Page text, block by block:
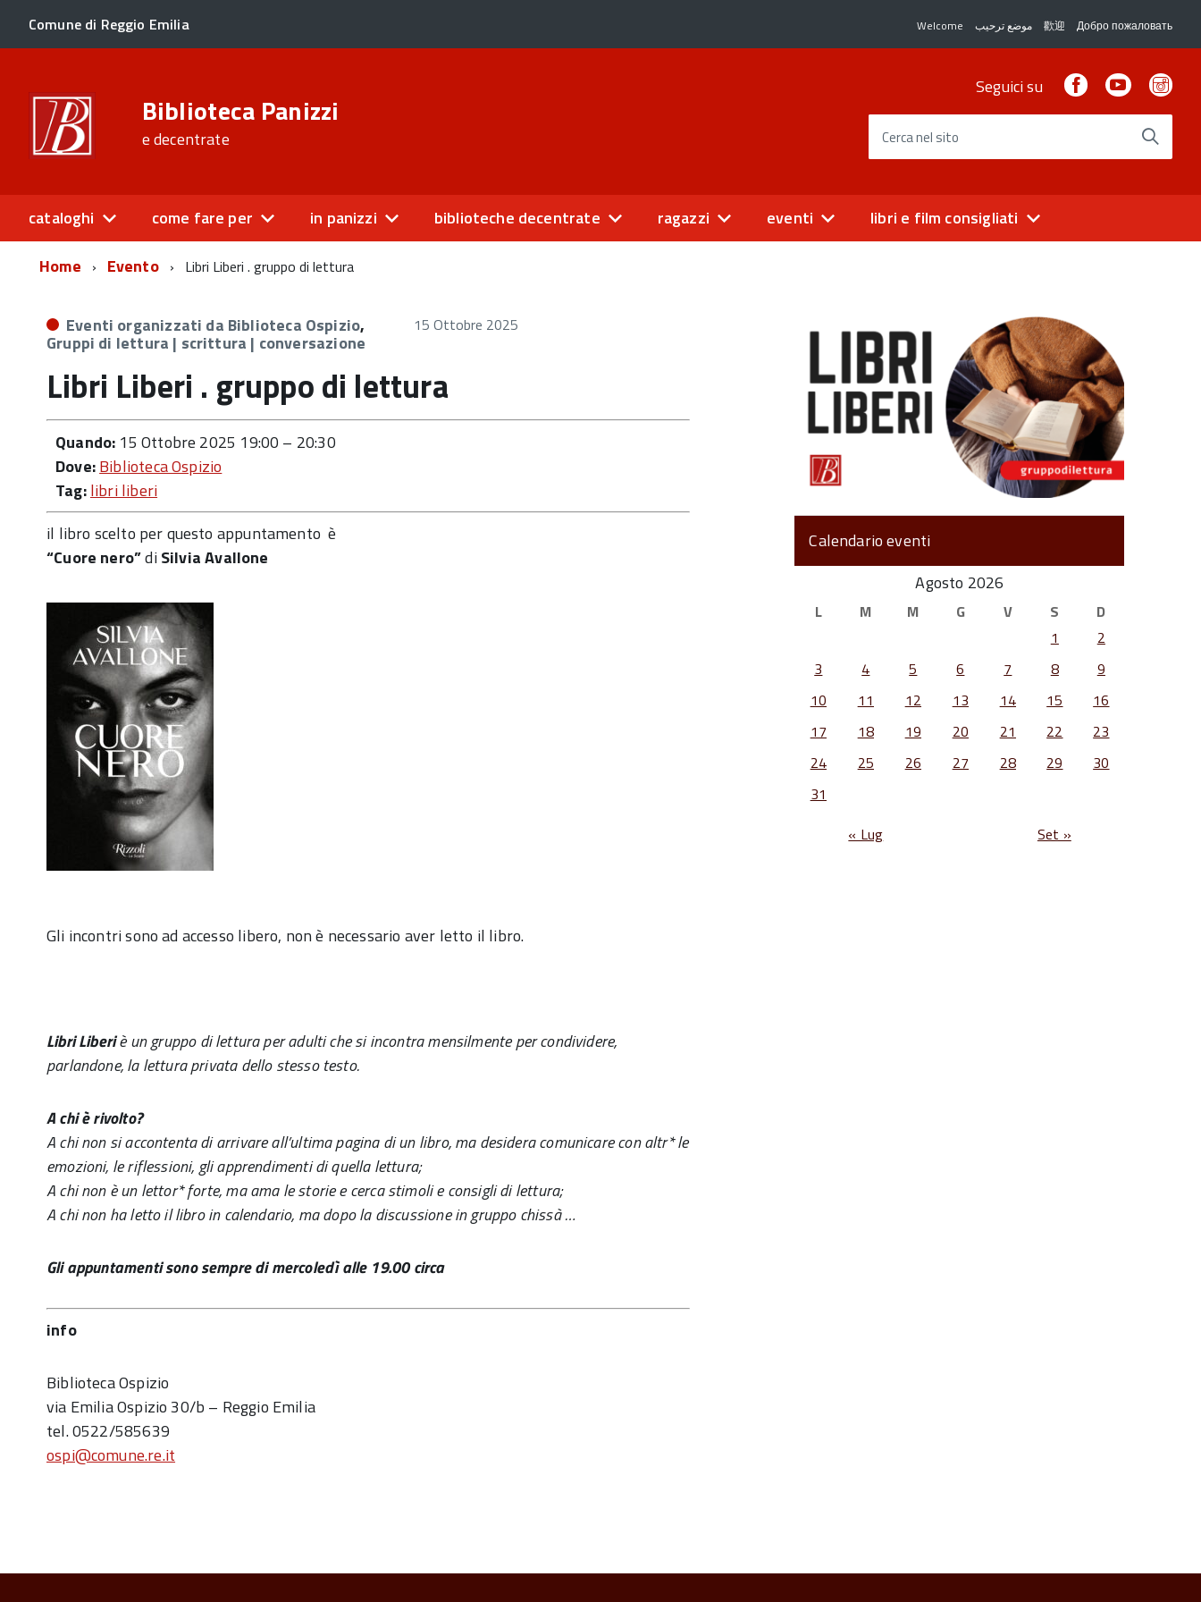
Comune di Reggio Emilia Welcome موضع ترحيب 歡迎 Добро пожаловать
Biblioteca Panizzi
e decentrate
Seguici su FacebookYoutube
Cerca nel sito
cataloghi come fare per in panizzi biblioteche decentrate ragazzi eventi
libri e film consigliati
Home
Evento Libri Liberi . gruppo di lettura
Eventi organizzati da Biblioteca Ospizio,
Gruppi di lettura | scrittura | conversazione
15 Ottobre 2025
Libri Liberi . gruppo di lettura
Quando: 15 Ottobre 2025 19:00 – 20:30
Dove:Biblioteca Ospizio
Tag:libri liberi
il libro scelto per questo appuntamento è
“Cuore nero”diSilvia Avallone
Gli incontri sono ad accesso libero, non è necessario aver letto il libro.
Libri Liberiè un gruppo di lettura per adulti che si incontra mensilmente per condividere,
parlandone, la lettura privata dello stesso testo.
A chi è rivolto?
A chi non si accontenta di arrivare all’ultima pagina di un libro, ma desidera comunicare con altr* le
emozioni, le riflessioni, gli apprendimenti di quella lettura;
A chi non è un lettor* forte, ma ama le storie e cerca stimoli e consigli di lettura;
A chi non ha letto il libro in calendario, ma dopo la discussione in gruppo chissà …
Gli appuntamenti sono sempre di mercoledì alle 19.00 circa
info
Biblioteca Ospizio
via Emilia Ospizio 30/b – Reggio Emilia
tel. 0522/585639
ospi@comune.re.it
Calendario eventi
Agosto 2026
L M M G V S
D
1
2
3
4 5 6 7 8
9
10
11 12 13 14 15
16
17
18 19 20 21 22
23
24
25 26 27 28 29
30
31
« Lug
Set »